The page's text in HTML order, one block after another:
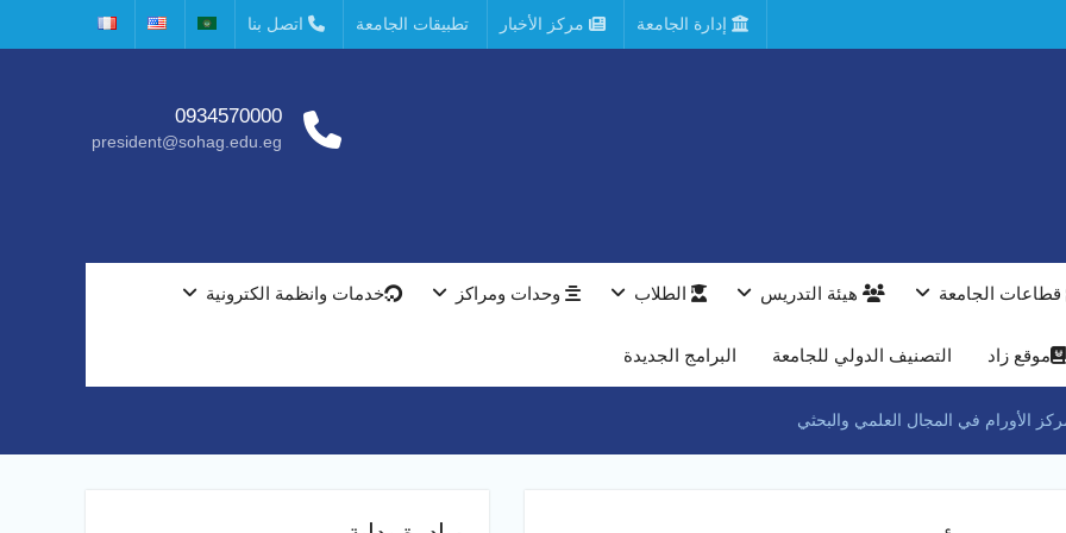
إدارة الجامعة مركز الأخبار تطبيقات الجامعة اتصل بنا
0934570000
president@sohag.edu.eg
قطاعات الجامعة هيئة التدريس الطلاب وحدات ومراكز خدمات وانظمة الكترونية
موقع زاد التصنيف الدولي للجامعة البرامج الجديدة
الأورام في المجال العلمي والبحثي